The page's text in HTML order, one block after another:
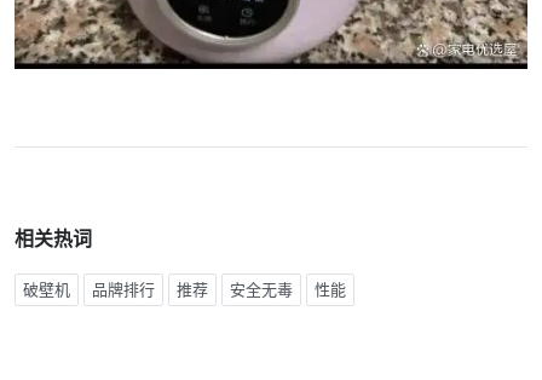
相关热词
破壁机 品牌排行 推荐 安全无毒 性能